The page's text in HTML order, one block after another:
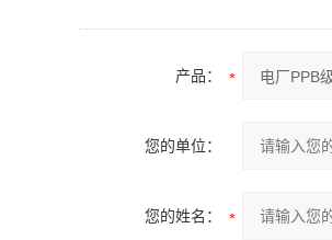
产品：
您的单位：
您的姓名：